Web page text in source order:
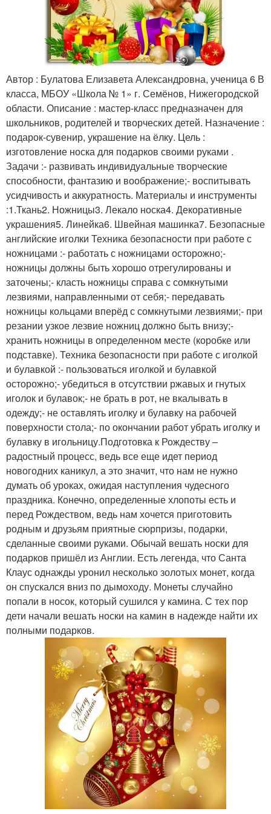
Автор : Булатова Елизавета Александровна, ученица 6 В
класса, МБОУ «Школа № 1» г. Семёнов, Нижегородской
области. Описание : мастер-класс предназначен для
школьников, родителей и творческих детей. Назначение :
подарок-сувенир, украшение на ёлку. Цель :
изготовление носка для подарков своими руками .
Задачи :- развивать индивидуальные творческие
способности, фантазию и воображение;- воспитывать
усидчивость и аккуратность. Материалы и инструменты
:1.Ткань2. Ножницы3. Лекало носка4. Декоративные
украшения5. Линейка6. Швейная машинка7. Безопасные
английские иголки Техника безопасности при работе с
ножницами :- работать с ножницами осторожно;-
ножницы должны быть хорошо отрегулированы и
заточены;- класть ножницы справа с сомкнутыми
лезвиями, направленными от себя;- передавать
ножницы кольцами вперёд с сомкнутыми лезвиями;- при
резании узкое лезвие ножниц должно быть внизу;-
хранить ножницы в определенном месте (коробке или
подставке). Техника безопасности при работе с иголкой
и булавкой :- пользоваться иголкой и булавкой
осторожно;- убедиться в отсутствии ржавых и гнутых
иголок и булавок;- не брать в рот, не вкалывать в
одежду;- не оставлять иголку и булавку на рабочей
поверхности стола;- по окончании работ убрать иголку и
булавку в игольницу.Подготовка к Рождеству –
радостный процесс, ведь все еще идет период
новогодних каникул, а это значит, что нам не нужно
думать об уроках, ожидая наступления чудесного
праздника. Конечно, определенные хлопоты есть и
перед Рождеством, ведь нам хочется приготовить
родным и друзьям приятные сюрпризы, подарки,
сделанные своими руками. Обычай вешать носки для
подарков пришёл из Англии. Есть легенда, что Санта
Клаус однажды уронил несколько золотых монет, когда
он спускался вниз по дымоходу. Монеты случайно
попали в носок, который сушился у камина. С тех пор
дети начали вешать носки на камин в надежде найти их
полными подарков.